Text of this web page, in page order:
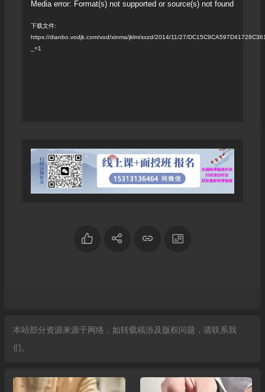
Media error: Format(s) not supported or source(s) not found
下载文件:
https://dianbo.vodjk.com/vod/xinma/jklm/sxzd/2014/11/27/
_=1
本站部分资源来源于网络，如转载稿涉及版权问题，请联系我
们。